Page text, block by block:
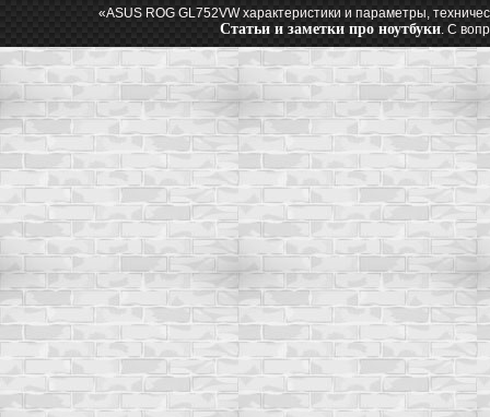
«ASUS ROG GL752VW характеристики и параметры,
Статьи и заметки про ноутбуки. С